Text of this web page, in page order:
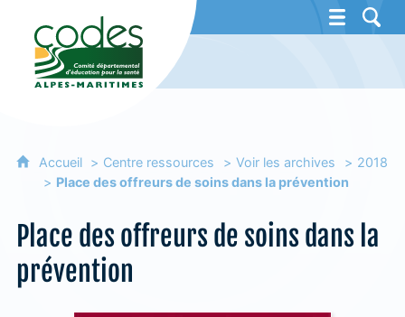
CoDES 06 - Comité départemental
Accueil Centre ressources Voir les archives
2018
Place des offreurs de soins dans la prévention
Place des offreurs de soins dans la
prévention